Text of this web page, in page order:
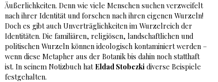
Äußerlichkeiten. Denn wie viele Menschen suchen verzweifelt
nach ihrer Identität und forschen nach ihren eigenen Wurzeln!
Doch es gibt auch Unverträglichkeiten im Wurzelreich der
Identitäten. Die familiären, religiösen, landschaftlichen und
politischen Wurzeln können ideologisch kontaminiert werden –
wenn diese Metapher aus der Botanik bis dahin noch statthaft
ist. In seinem Notizbuch hat Eldad Stobezki diverse Beispiele
festgehalten.